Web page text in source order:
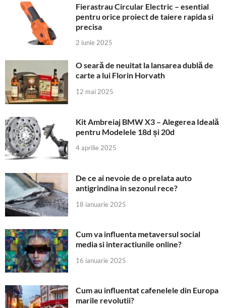
Fierastrau Circular Electric – esential
pentru orice proiect de taiere rapida si
precisa
2 iunie 2025
O seară de neuitat la lansarea dublă de
carte a lui Florin Horvath
12 mai 2025
Kit Ambreiaj BMW X3 – Alegerea Ideală
pentru Modelele 18d și 20d
4 aprilie 2025
De ce ai nevoie de o prelata auto
antigrindina in sezonul rece?
18 ianuarie 2025
Cum va influenta metaversul social
media si interactiunile online?
16 ianuarie 2025
Cum au influentat cafenelele din Europa
marile revolutii?